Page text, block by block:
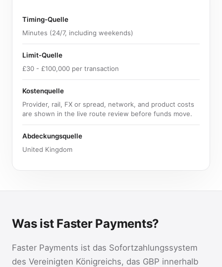
Timing-Quelle
Minutes (24/7, including weekends)
Limit-Quelle
£30 - £100,000 per transaction
Kostenquelle
Provider, rail, FX or spread, network, and product costs
are shown in the live route review before funds move.
Abdeckungsquelle
United Kingdom
Was ist Faster Payments?
Faster Payments ist das Sofortzahlungssystem
des Vereinigten Königreichs, das GBP innerhalb